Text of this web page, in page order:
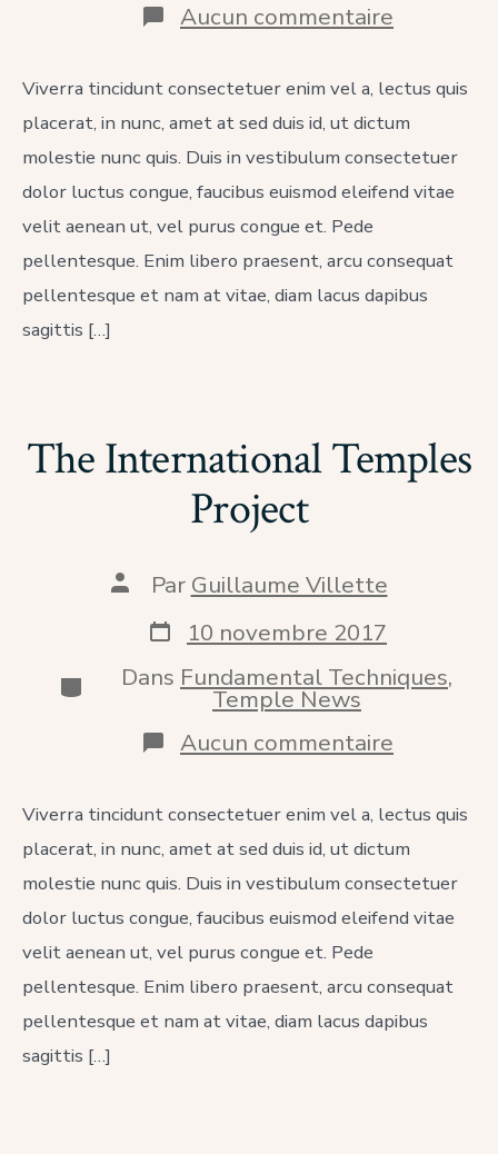
Aucun commentaire
Breathe,
&
Live
Viverra tincidunt consectetuer enim vel a, lectus quis
placerat, in nunc, amet at sed duis id, ut dictum
molestie nunc quis. Duis in vestibulum consectetuer
dolor luctus congue, faucibus euismod eleifend vitae
velit aenean ut, vel purus congue et. Pede
pellentesque. Enim libero praesent, arcu consequat
pellentesque et nam at vitae, diam lacus dapibus
sagittis […]
The International Temples
Project
Auteur
publication
Par Guillaume Villette
Date
de
publication
10 novembre 2017
Catégories
Dans Fundamental Techniques,
Temple News
Aucun commentaire
The
Temples
Project
Viverra tincidunt consectetuer enim vel a, lectus quis
placerat, in nunc, amet at sed duis id, ut dictum
molestie nunc quis. Duis in vestibulum consectetuer
dolor luctus congue, faucibus euismod eleifend vitae
velit aenean ut, vel purus congue et. Pede
pellentesque. Enim libero praesent, arcu consequat
pellentesque et nam at vitae, diam lacus dapibus
sagittis […]